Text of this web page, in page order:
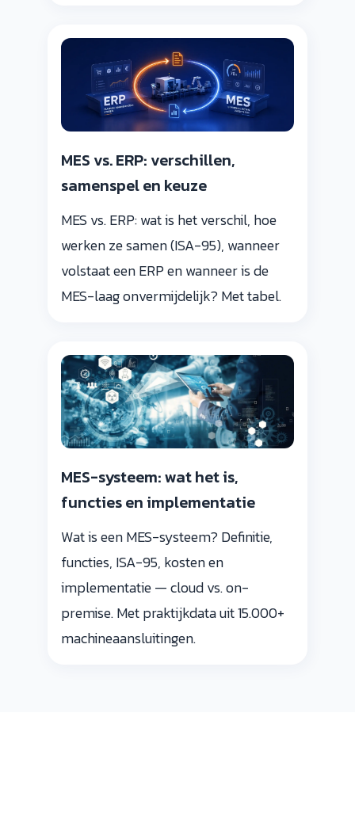
MES vs. ERP: verschillen,
samenspel en keuze
MES vs. ERP: wat is het verschil, hoe
werken ze samen (ISA-95), wanneer
volstaat een ERP en wanneer is de
MES-laag onvermijdelijk? Met tabel.
MES-systeem: wat het is,
functies en implementatie
Wat is een MES-systeem? Definitie,
functies, ISA-95, kosten en
implementatie — cloud vs. on-
premise. Met praktijkdata uit 15.000+
machineaansluitingen.